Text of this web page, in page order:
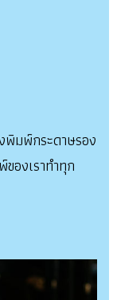
พิมพ์กระดาษรอง
องเราทำทุก